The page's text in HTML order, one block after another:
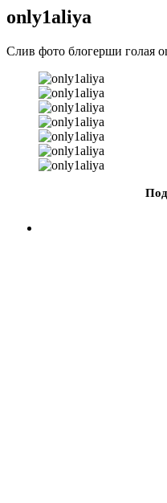
only1aliya
Слив фото блогерши голая